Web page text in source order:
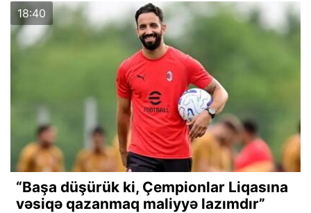
18:40
“Başa düşürük ki, Çempionlar Liqasına
vəsiqə qazanmaq maliyyə lazımdır”